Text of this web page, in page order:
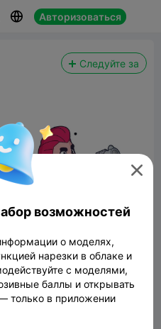
 Авторизоваться
Следуйте за
модели

возможностей
о моделях,
нарезки в облаке и
с моделями,
баллы и открывать
только в приложении